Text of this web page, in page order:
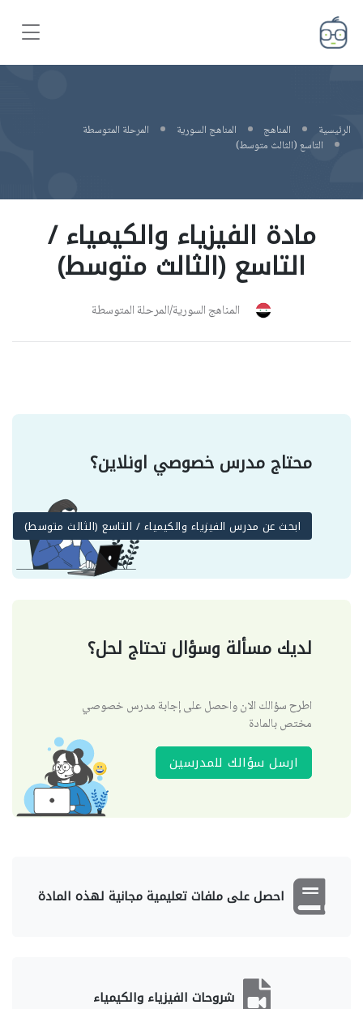
الرئيسية المناهج المناهج السورية
المرحلة المتوسطة
التاسع (الثالث متوسط)
مادة الفيزياء والكيمياء /
التاسع (الثالث متوسط)
المناهج السورية/المرحلة المتوسطة
محتاج مدرس خصوصي اونلاين؟
ابحث عن مدرس الفيزياء والكيمياء / التاسع (الثالث متوسط)
لديك مسألة وسؤال تحتاج لحل؟
اطرح سؤالك الان واحصل على إجابة مدرس خصوصي
مختص بالمادة
ارسل سؤالك للمدرسين
احصل على ملفات تعليمية مجانية لهذه المادة
شروحات الفيزياء والكيمياء